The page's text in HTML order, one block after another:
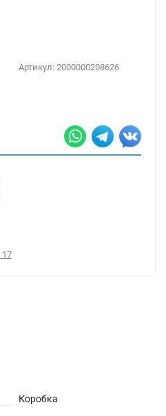
Артикул: 2000000208626
17
Коробка